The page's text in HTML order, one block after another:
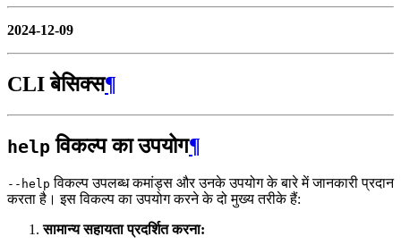
2024-12-09
CLI बेसिक्स¶
help विकल्प का उपयोग¶
--help विकल्प उपलब्ध कमांड्स और उनके उपयोग के बारे में जानकारी प्रदान
करता है। इस विकल्प का उपयोग करने के दो मुख्य तरीके हैं:
सामान्य सहायता प्रदर्शित करना: